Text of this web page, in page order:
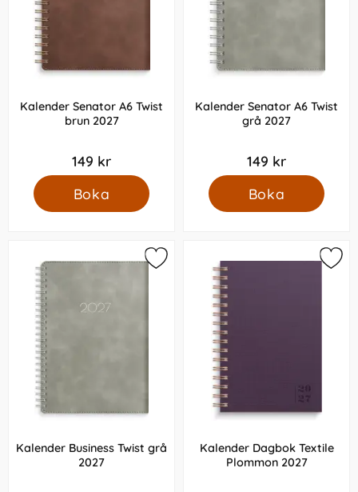
Kalender Senator A6 Twist
brun 2027
149 kr
Boka
Kalender Senator A6 Twist
grå 2027
149 kr
Boka
Kalender Business Twist grå
2027
Kalender Dagbok Textile
Plommon 2027